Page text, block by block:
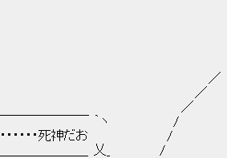
￣￣￣￣
・・・・
＿＿＿